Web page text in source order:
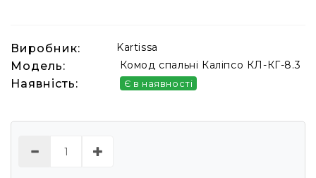
Виробник: Kartissa
Модель: Комод спальні Каліпсо КЛ-КГ-8.3
Наявність: Є в наявності